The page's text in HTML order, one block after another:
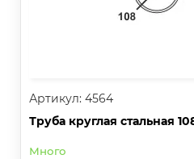
Артикул: 4564
Труба круглая стальная
Много